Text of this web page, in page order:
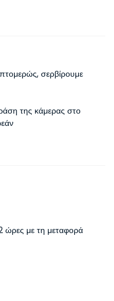
σερβίρουμε
της κάμερας στο
ώρες με τη μεταφορά